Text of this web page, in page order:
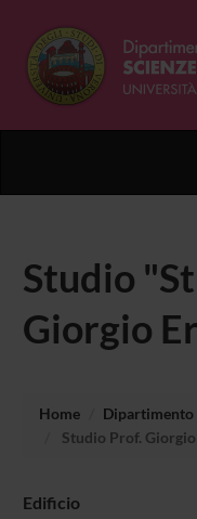
Studio
Giorgio
Home Dipartimento
Studio Prof.
Edificio